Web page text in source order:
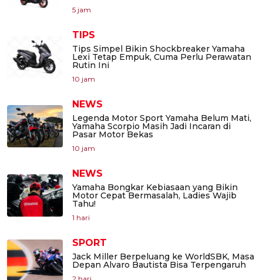
5 jam
TIPS
Tips Simpel Bikin Shockbreaker Yamaha
Lexi Tetap Empuk, Cuma Perlu Perawatan
Rutin Ini
10 jam
NEWS
Legenda Motor Sport Yamaha Belum Mati,
Yamaha Scorpio Masih Jadi Incaran di
Pasar Motor Bekas
10 jam
NEWS
Yamaha Bongkar Kebiasaan yang Bikin
Motor Cepat Bermasalah, Ladies Wajib
Tahu!
1 hari
SPORT
Jack Miller Berpeluang ke WorldSBK, Masa
Depan Alvaro Bautista Bisa Terpengaruh